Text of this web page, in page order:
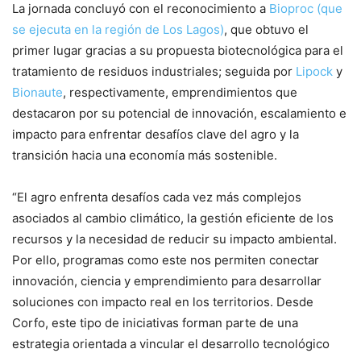
La jornada concluyó con el reconocimiento a Bioproc (que
se ejecuta en la región de Los Lagos), que obtuvo el
primer lugar gracias a su propuesta biotecnológica para el
tratamiento de residuos industriales; seguida por Lipock y
Bionaute, respectivamente, emprendimientos que
destacaron por su potencial de innovación, escalamiento e
impacto para enfrentar desafíos clave del agro y la
transición hacia una economía más sostenible.
“El agro enfrenta desafíos cada vez más complejos
asociados al cambio climático, la gestión eficiente de los
recursos y la necesidad de reducir su impacto ambiental.
Por ello, programas como este nos permiten conectar
innovación, ciencia y emprendimiento para desarrollar
soluciones con impacto real en los territorios. Desde
Corfo, este tipo de iniciativas forman parte de una
estrategia orientada a vincular el desarrollo tecnológico